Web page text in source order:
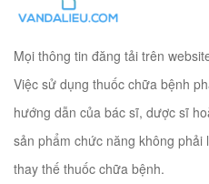
Mọi thông tin đăng tải trên
Việc sử dụng thuốc chữa bệnh
hướng dẫn của bác sĩ, dược sĩ
sản phẩm chức năng không phải
thay thế thuốc chữa bệnh.